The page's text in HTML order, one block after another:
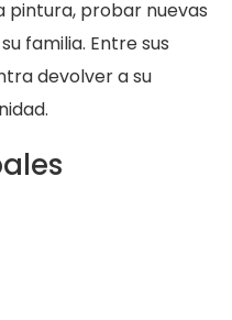
pintura, probar nuevas
familia. Entre sus
devolver a su